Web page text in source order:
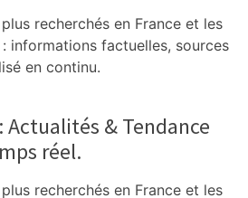
recherchés en France et les
informations factuelles, sources
en continu.
: Actualités & Tendance
réel.
recherchés en France et les